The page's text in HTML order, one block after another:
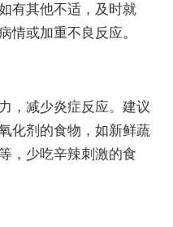
有其他不适，及时就
情或加重不良反应。
，减少炎症反应。建议
化剂的食物，如新鲜蔬
，少吃辛辣刺激的食